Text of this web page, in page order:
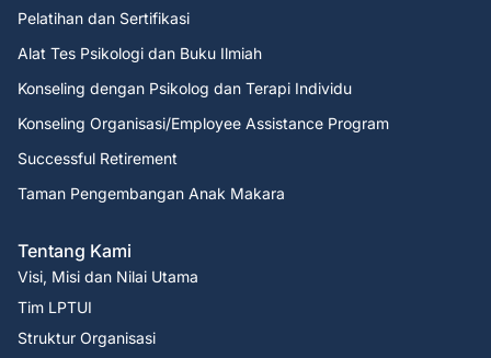
Pelatihan dan Sertifikasi
Alat Tes Psikologi dan Buku Ilmiah
Konseling dengan Psikolog dan Terapi Individu
Konseling Organisasi/Employee Assistance Program
Successful Retirement
Taman Pengembangan Anak Makara
Tentang Kami
Visi, Misi dan Nilai Utama
Tim LPTUI
Struktur Organisasi